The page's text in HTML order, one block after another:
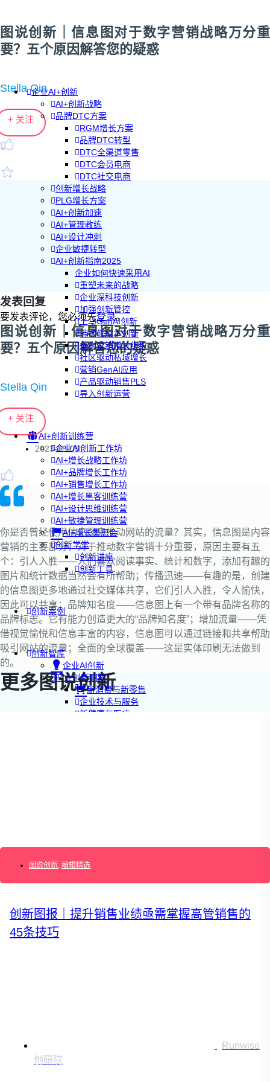
企业AI+创新
AI+创新战略
品牌DTC方案
RGM增长方案
品牌DTC转型
DTC全渠道零售
DTC会员电商
DTC社交电商
创新增长战略
PLG增长方案
AI+创新加速
AI+管理教练
AI+设计冲刺
企业敏捷转型
AI+创新指南2025
企业如何快速采用AI
重塑未来的战略
企业深科技创新
加强创新管控
上马GenAI创新
拥抱低成本创新
重构营销增长组织
社区驱动私域增长
营销GenAI应用
产品驱动销售PLS
导入创新运营
AI+创新训练营
企业AI创新工作坊
AI+增长战略工作坊
AI+品牌增长工作坊
AI+销售增长工作坊
AI+增长黑客训练营
AI+设计思维训练营
AI+敏捷管理训练营
AI+增长集思会
创新学堂
创新讲座
创新工具
创新案例
创新智库
企业AI创新
产业创新洞察
新消费与新零售
企业技术与服务
新健康与医疗
图说创新｜信息图对于数字营销战略万分重
要？五个原因解答您的疑惑
Stella Qin
+ 关注
发表回复
要发表评论，您必须先登录。
图说创新｜信息图对于数字营销战略万分重
要？五个原因解答您的疑惑
Stella Qin
+ 关注
2023-08-09
你是否曾经使用信息图来推动网站的流量？其实，信息图是内容
营销的主要部分，对于推动数字营销十分重要，原因主要有五
个：引人入胜——人们喜欢阅读事实、统计和数字，添加有趣的
图片和统计数据当然会有所帮助；传播迅速——有趣的是，创建
的信息图更多地通过社交媒体共享，它们引人入胜，令人愉快，
因此可以共享；品牌知名度——信息图上有一个带有品牌名称的
品牌标志。它有能力创造更大的“品牌知名度”；增加流量——凭
借视觉愉悦和信息丰富的内容，信息图可以通过链接和共享帮助
吸引网站的流量；全面的全球覆盖——这是实体印刷无法做到
的。
更多图说创新
图说创新, 编辑精选
创新图报｜提升销售业绩亟需掌握高管销售的
45条技巧
Runwise
创研院